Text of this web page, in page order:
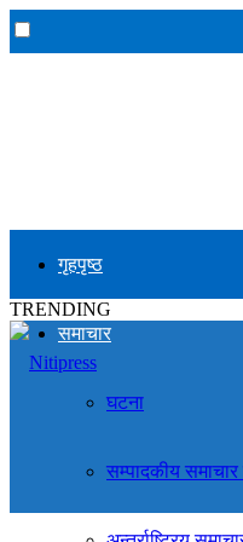
गृहपृष्ठ
समाचार
घटना
सम्पादकीय समाचार
TRENDING